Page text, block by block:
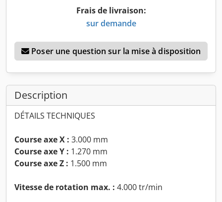
Frais de livraison:
sur demande
Poser une question sur la mise à disposition
Description
DÉTAILS TECHNIQUES
Course axe X : 3.000 mm
Course axe Y : 1.270 mm
Course axe Z : 1.500 mm
Vitesse de rotation max. : 4.000 tr/min